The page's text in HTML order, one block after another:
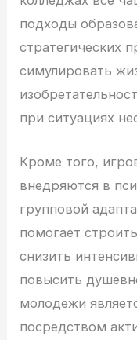
подходы
стратегических
симулировать
при ситуациях
Кроме того,
внедряются в
групповой
помогает
снизить
повысить
молодежи
посредством